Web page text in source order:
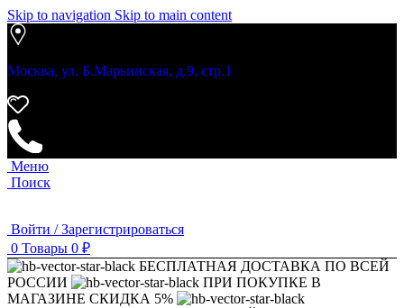
Skip to navigation Skip to main content
Москва, ул. Б.Марьинская, д.9, стр.1
Меню
Поиск
Войти / Зарегистрироваться
0 Товары 0 ₽
БЕСПЛАТНАЯ ДОСТАВКА ПО ВСЕЙ
РОССИИ
ПРИ ПОКУПКЕ В
МАГАЗИНЕ СКИДКА 5%